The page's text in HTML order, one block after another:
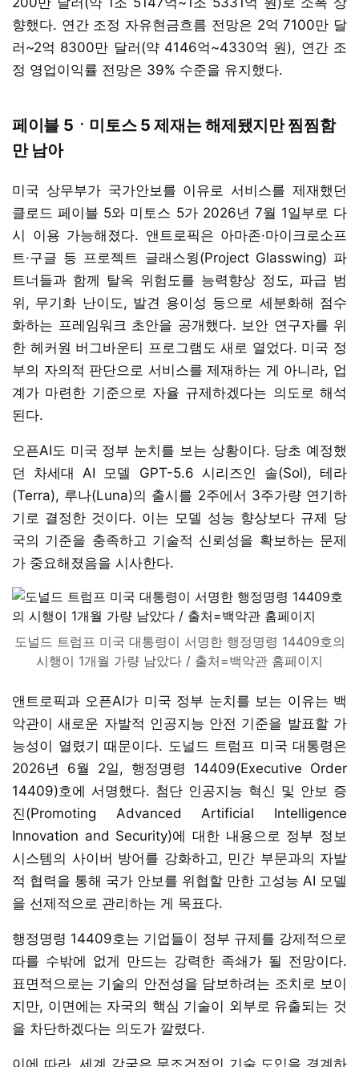
향했다. 연간 조정 자유현금흐름 전망은 2억 7100만 달
러~2억 8300만 달러(약 4146억~4330억 원), 연간 조
정 영업이익률 전망은 39% 수준을 유지했다.
페이블 5ㆍ미토스 5 제재는 해제됐지만 찜찜함
만 남아
미국 상무부가 국가안보를 이유로 서비스를 제재했던
클로드 페이블 5와 미토스 5가 2026년 7월 1일부로 다
시 이용 가능해졌다. 앤트로픽은 아마존·마이크로소프
트·구글 등 프로젝트 글래스윙(Project Glasswing) 파
트너들과 함께 탈옥 위험도를 능력향상 정도, 파급 범
위, 무기화 난이도, 발견 용이성 등으로 세분화해 점수
화하는 프레임워크 초안을 공개했다. 보안 연구자를 위
한 헤커원 버그바운티 프로그램도 새로 열었다. 미국 정
부의 자의적 판단으로 서비스를 제재하는 게 아니라, 업
계가 마련한 기준으로 자율 규제하겠다는 의도로 해석
된다.
오픈AI도 미국 정부 눈치를 보는 상황이다. 당초 예정했
던 차세대 AI 모델 GPT-5.6 시리즈인 솔(Sol), 테라
(Terra), 루나(Luna)의 출시를 2주에서 3주가량 연기하
기로 결정한 것이다. 이는 모델 성능 향상보다 규제 당
국의 기준을 충족하고 기술적 신뢰성을 확보하는 문제
가 중요해졌음을 시사한다.
도널드 트럼프 미국 대통령이 서명한 행정명령 14409호의
시행이 1개월 가량 남았다 / 출처=백악관 홈페이지
앤트로픽과 오픈AI가 미국 정부 눈치를 보는 이유는 백
악관이 새로운 자발적 인공지능 안전 기준을 발표할 가
능성이 열렸기 때문이다. 도널드 트럼프 미국 대통령은
2026년 6월 2일, 행정명령 14409(Executive Order
14409)호에 서명했다. 첨단 인공지능 혁신 및 안보 증
진(Promoting Advanced Artificial Intelligence
Innovation and Security)에 대한 내용으로 정부 정보
시스템의 사이버 방어를 강화하고, 민간 부문과의 자발
적 협력을 통해 국가 안보를 위협할 만한 고성능 AI 모델
을 선제적으로 관리하는 게 목표다.
행정명령 14409호는 기업들이 정부 규제를 강제적으로
따를 수밖에 없게 만드는 강력한 족쇄가 될 전망이다.
표면적으로는 기술의 안전성을 담보하려는 조치로 보이
지만, 이면에는 자국의 핵심 기술이 외부로 유출되는 것
을 차단하겠다는 의도가 깔렸다.
이에 따라, 세계 각국은 무조건적인 기술 도입을 경계하